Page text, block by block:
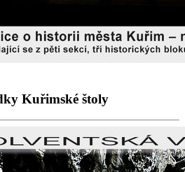
Kuřimské štoly